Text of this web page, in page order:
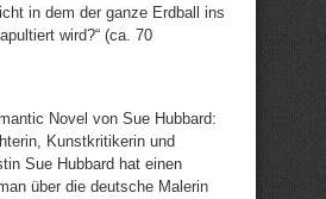
in dem der ganze Erdball ins
wird?“ (ca. 70
Novel von Sue Hubbard:
Kunstkritikerin und
Sue Hubbard hat einen
über die deutsche Malerin